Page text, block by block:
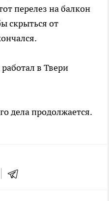
перелез на балкон
скрыться от
в Твери
дела продолжается.